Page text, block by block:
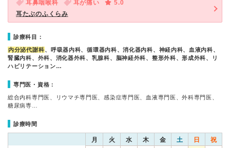
耳鼻咽喉科 耳が痛い
5.0
耳たぶのふくらみ
診療科目：
内分泌代謝科、呼吸器内科、循環器内科、消化器内科、神経内科、血液内科、
腎臓内科、外科、消化器外科、乳腺科、脳神経外科、整形外科、形成外科、リ
ハビリテーション…
専門医・資格：
総合内科専門医、リウマチ専門医、感染症専門医、血液専門医、外科専門医、
糖尿病専…
診療時間
月 火 水 木 金 土 日 祝